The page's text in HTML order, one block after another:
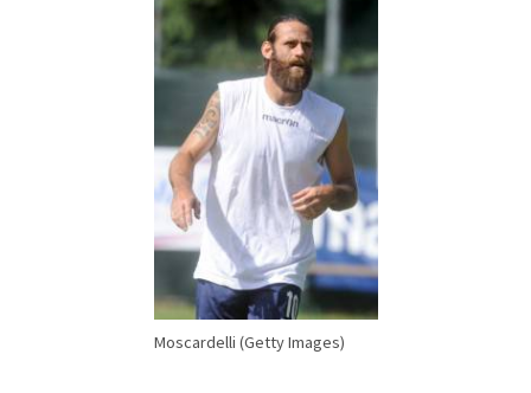
Moscardelli (Getty Images)